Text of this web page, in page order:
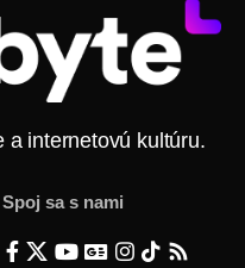
a internetovú kultúru.
Spoj sa s nami